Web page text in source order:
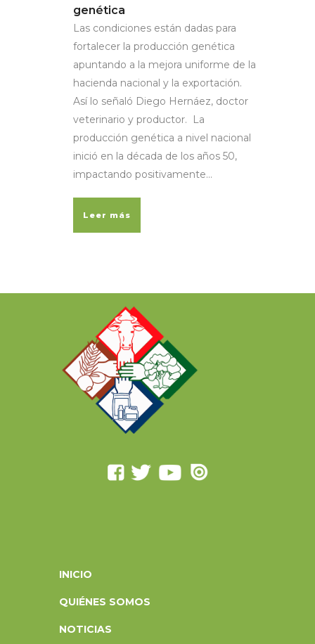
genética
Las condiciones están dadas para
fortalecer la producción genética
apuntando a la mejora uniforme de la
hacienda nacional y la exportación.
Así lo señaló Diego Hernáez, doctor
veterinario y productor. La
producción genética a nivel nacional
inició en la década de los años 50,
impactando positivamente...
Leer más
INICIO
QUIÉNES SOMOS
NOTICIAS